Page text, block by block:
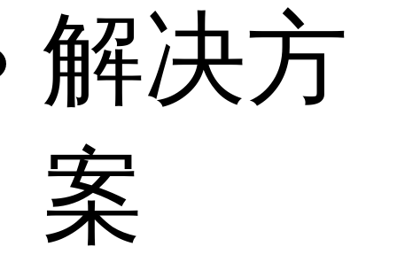
解决方
案